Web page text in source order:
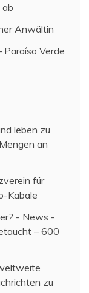
Anwältin
Verde
leben zu
an
für
Kabale
- News -
– 600
zu